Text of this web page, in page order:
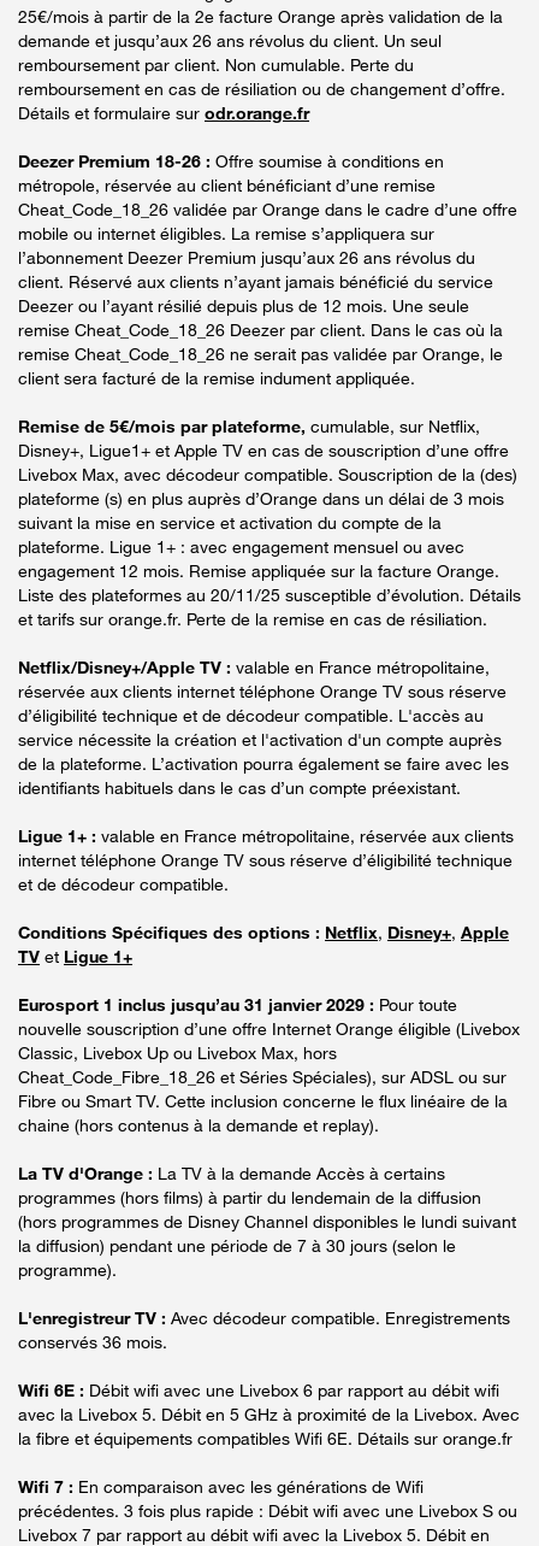
25€/mois à partir de la 2e facture Orange après validation de la
demande et jusqu’aux 26 ans révolus du client. Un seul
remboursement par client. Non cumulable. Perte du
remboursement en cas de résiliation ou de changement d’offre.
Détails et formulaire sur odr.orange.fr
Deezer Premium 18-26 : Offre soumise à conditions en
métropole, réservée au client bénéficiant d’une remise
Cheat_Code_18_26 validée par Orange dans le cadre d’une offre
mobile ou internet éligibles. La remise s’appliquera sur
l’abonnement Deezer Premium jusqu’aux 26 ans révolus du
client. Réservé aux clients n’ayant jamais bénéficié du service
Deezer ou l’ayant résilié depuis plus de 12 mois. Une seule
remise Cheat_Code_18_26 Deezer par client. Dans le cas où la
remise Cheat_Code_18_26 ne serait pas validée par Orange, le
client sera facturé de la remise indument appliquée.
Remise de 5€/mois par plateforme, cumulable, sur Netflix,
Disney+, Ligue1+ et Apple TV en cas de souscription d’une offre
Livebox Max, avec décodeur compatible. Souscription de la (des)
plateforme (s) en plus auprès d’Orange dans un délai de 3 mois
suivant la mise en service et activation du compte de la
plateforme. Ligue 1+ : avec engagement mensuel ou avec
engagement 12 mois. Remise appliquée sur la facture Orange.
Liste des plateformes au 20/11/25 susceptible d’évolution. Détails
et tarifs sur orange.fr. Perte de la remise en cas de résiliation.
Netflix/Disney+/Apple TV : valable en France métropolitaine,
réservée aux clients internet téléphone Orange TV sous réserve
d’éligibilité technique et de décodeur compatible. L'accès au
service nécessite la création et l'activation d'un compte auprès
de la plateforme. L’activation pourra également se faire avec les
identifiants habituels dans le cas d’un compte préexistant.
Ligue 1+ : valable en France métropolitaine, réservée aux clients
internet téléphone Orange TV sous réserve d’éligibilité technique
et de décodeur compatible.
Conditions Spécifiques des options : Netflix, Disney+, Apple
TV et Ligue 1+
Eurosport 1 inclus jusqu’au 31 janvier 2029 : Pour toute
nouvelle souscription d’une offre Internet Orange éligible (Livebox
Classic, Livebox Up ou Livebox Max, hors
Cheat_Code_Fibre_18_26 et Séries Spéciales), sur ADSL ou sur
Fibre ou Smart TV. Cette inclusion concerne le flux linéaire de la
chaine (hors contenus à la demande et replay).
La TV d'Orange : La TV à la demande Accès à certains
programmes (hors films) à partir du lendemain de la diffusion
(hors programmes de Disney Channel disponibles le lundi suivant
la diffusion) pendant une période de 7 à 30 jours (selon le
programme).
L'enregistreur TV : Avec décodeur compatible. Enregistrements
conservés 36 mois.
Wifi 6E : Débit wifi avec une Livebox 6 par rapport au débit wifi
avec la Livebox 5. Débit en 5 GHz à proximité de la Livebox. Avec
la fibre et équipements compatibles Wifi 6E. Détails sur orange.fr
Wifi 7 : En comparaison avec les générations de Wifi
précédentes. 3 fois plus rapide : Débit wifi avec une Livebox S ou
Livebox 7 par rapport au débit wifi avec la Livebox 5. Débit en